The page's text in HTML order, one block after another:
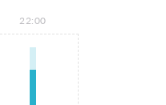
22:00